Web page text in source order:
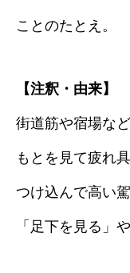
ことのたとえ。
【注釈・由来】
街道筋や宿場な
もとを見て疲れ
つけ込んで高い
「足下を見る」